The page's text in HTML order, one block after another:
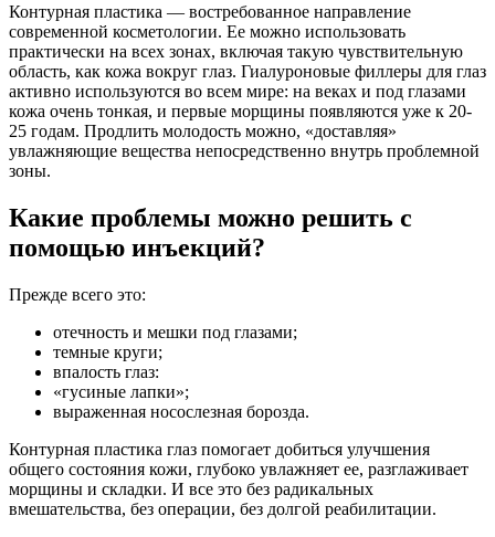
Контурная пластика — востребованное направление
современной косметологии. Ее можно использовать
практически на всех зонах, включая такую чувствительную
область, как кожа вокруг глаз. Гиалуроновые филлеры для глаз
активно используются во всем мире: на веках и под глазами
кожа очень тонкая, и первые морщины появляются уже к 20-
25 годам. Продлить молодость можно, «доставляя»
увлажняющие вещества непосредственно внутрь проблемной
зоны.
Какие проблемы можно решить с
помощью инъекций?
Прежде всего это:
отечность и мешки под глазами;
темные круги;
впалость глаз:
«гусиные лапки»;
выраженная носослезная борозда.
Контурная пластика глаз помогает добиться улучшения
общего состояния кожи, глубоко увлажняет ее, разглаживает
морщины и складки. И все это без радикальных
вмешательства, без операции, без долгой реабилитации.